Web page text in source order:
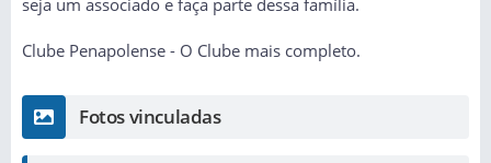
Clube Penapolense - O Clube mais completo.
Fotos vinculadas